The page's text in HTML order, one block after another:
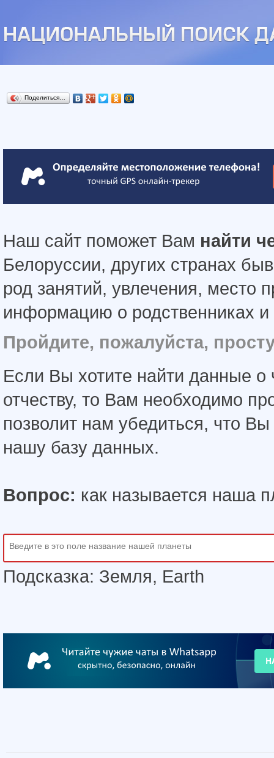
Поделиться…
Наш сайт поможет Вам найти
Белоруссии, других странах
род занятий, увлечения, место
информацию о родственниках и
Пройдите, пожалуйста,
Если Вы хотите найти данные
отчеству, то Вам необходимо
позволит нам убедиться, что
нашу базу данных.
Вопрос: как называется наша
Подсказка: Земля, Earth